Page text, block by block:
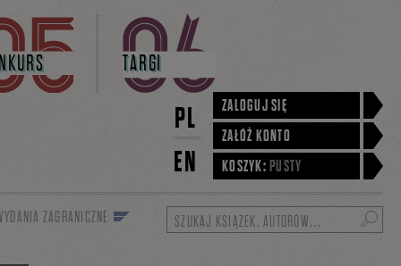
TARGI
PL
EN
ZALOGUJ SIĘ
ZAŁÓŻ KONTO
KOSZYK: PUSTY
ZAGRANICZNE